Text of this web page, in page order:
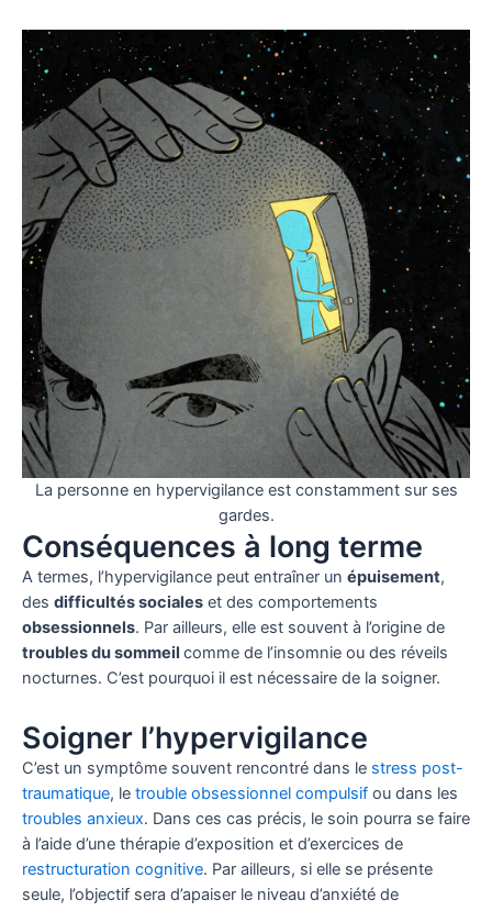
La personne en hypervigilance est constamment sur ses
gardes.
Conséquences à long terme
A termes, l’hypervigilance peut entraîner un épuisement,
des difficultés sociales et des comportements
obsessionnels. Par ailleurs, elle est souvent à l’origine de
troubles du sommeil comme de l’insomnie ou des réveils
nocturnes. C’est pourquoi il est nécessaire de la soigner.
Soigner l’hypervigilance
C’est un symptôme souvent rencontré dans le stress post-
traumatique, le trouble obsessionnel compulsif ou dans les
troubles anxieux. Dans ces cas précis, le soin pourra se faire
à l’aide d’une thérapie d’exposition et d’exercices de
restructuration cognitive. Par ailleurs, si elle se présente
seule, l’objectif sera d’apaiser le niveau d’anxiété de